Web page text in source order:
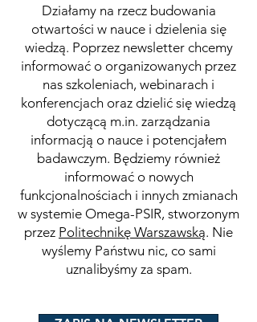
Działamy na rzecz budowania
otwartości w nauce i dzielenia się
wiedzą. Poprzez newsletter chcemy
informować o organizowanych przez
nas szkoleniach, webinarach i
konferencjach oraz dzielić się wiedzą
dotyczącą m.in. zarządzania
informacją o nauce i potencjałem
badawczym. Będziemy również
informować o nowych
funkcjonalnościach i innych zmianach
w systemie Omega-PSIR, stworzonym
przez Politechnikę Warszawską. Nie
wyślemy Państwu nic, co sami
uznalibyśmy za spam.